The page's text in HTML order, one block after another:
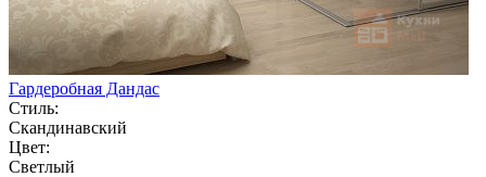
Гардеробная Дандас
Стиль:
Скандинавский
Цвет:
Светлый